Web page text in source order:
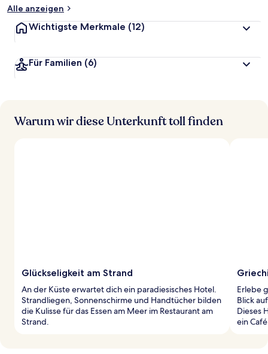
Alle anzeigen
Wichtigste Merkmale (12)
Für Familien (6)
Warum wir diese Unterkunft toll finden
Glückseligkeit am Strand
An der Küste erwartet dich ein paradiesisches Hotel.
Strandliegen, Sonnenschirme und Handtücher bilden
die Kulisse für das Essen am Meer im Restaurant am
Strand.
Erlebe
Blick
Dieses
ein